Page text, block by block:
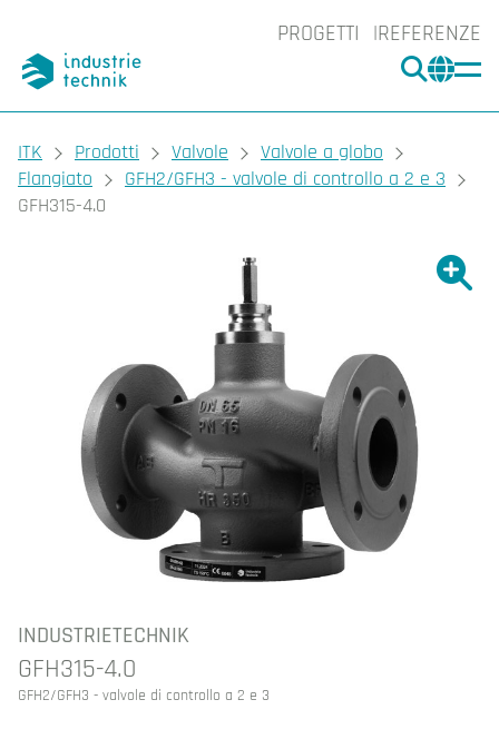
PROGETTI REFERENZE
CERCA
You are here:
ITK Prodotti Valvole
Valvole a globo
Flangiato
GFH2/GFH3 - valvole di controllo a 2 e 3
GFH315-4.0
INDUSTRIETECHNIK
GFH315-4.0
GFH2/GFH3 - valvole di controllo a 2 e 3